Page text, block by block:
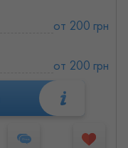
от 200 грн
от 200 грн